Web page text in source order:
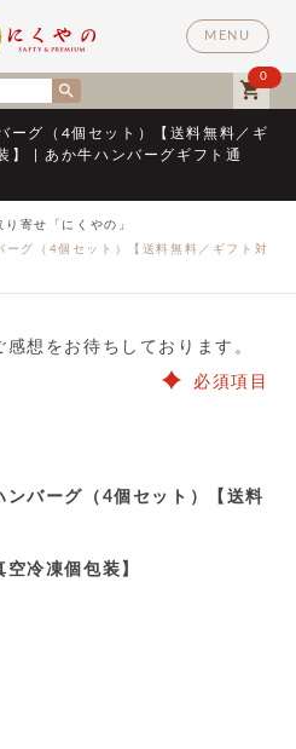
ーグ（4個セット）【送料無料／ギ
】 | あか牛ハンバーグギフト通
MENU
search shopping_cart
0
寄せ「にくやの」
ーグ（4個セット）【送料無料／ギフト対
想をお待ちしております。
必須項目
ンバーグ（4個セット）【送料
冷凍個包装】